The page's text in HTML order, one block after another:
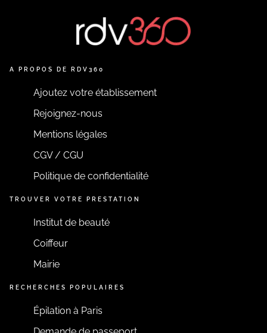
A PROPOS DE RDV360
Ajoutez votre établissement
Rejoignez-nous
Mentions légales
CGV / CGU
Politique de confidentialité
TROUVER VOTRE PRESTATION
Institut de beauté
Coiffeur
Mairie
RECHERCHES POPULAIRES
Épilation à Paris